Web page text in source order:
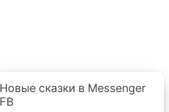
Новые сказки в Messenger
FB